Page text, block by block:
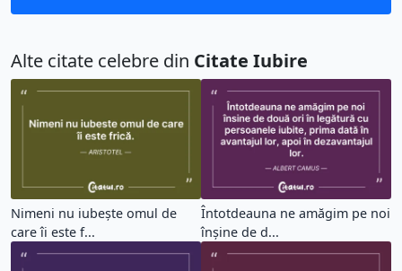
Alte citate celebre din Citate Iubire
Nimeni nu iubește omul de
care îi este f...
Întotdeauna ne amăgim pe noi
înșine de d...